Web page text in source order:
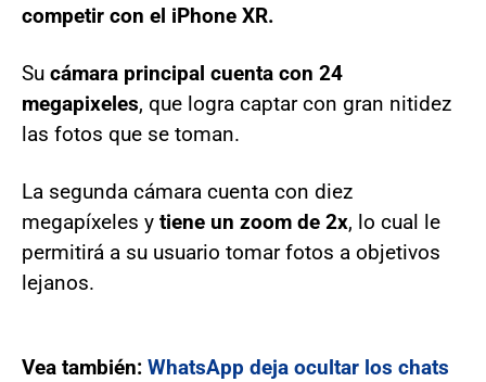
competir con el iPhone XR.
Su cámara principal cuenta con 24
megapixeles, que logra captar con gran nitidez
las fotos que se toman.
La segunda cámara cuenta con diez
megapíxeles y tiene un zoom de 2x, lo cual le
permitirá a su usuario tomar fotos a objetivos
lejanos.
Vea también: WhatsApp deja ocultar los chats